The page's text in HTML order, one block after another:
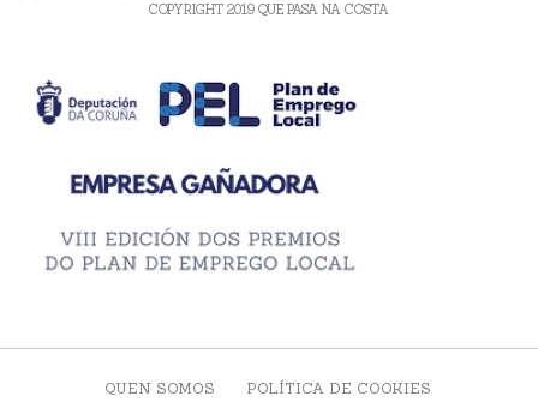
COPYRIGHT 2019 QUE PASA NA COSTA
QUEN SOMOS POLÍTICA DE COOKIES